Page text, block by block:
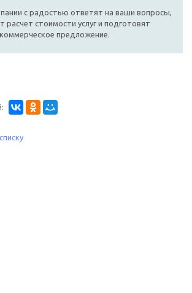
с радостью ответят на ваши вопросы,
расчет стоимости услуг и подготовят
коммерческое предложение.